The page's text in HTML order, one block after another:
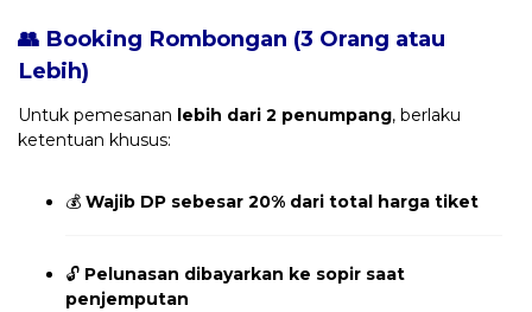
👥 Booking Rombongan (3 Orang atau
Lebih)
Untuk pemesanan lebih dari 2 penumpang, berlaku
ketentuan khusus:
💰 Wajib DP sebesar 20% dari total harga tiket
🔓 Pelunasan dibayarkan ke sopir saat
penjemputan